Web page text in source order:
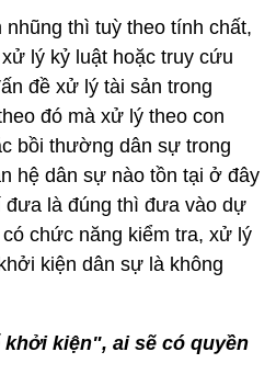
thì tuỳ theo tính chất,
lý kỷ luật hoặc truy cứu
đề xử lý tài sản trong
đó mà xử lý theo con
bồi thường dân sự trong
hệ dân sự nào tồn tại ở đây
đưa là đúng thì đưa vào dự
chức năng kiểm tra, xử lý
kiện dân sự là không
kiện", ai sẽ có quyền